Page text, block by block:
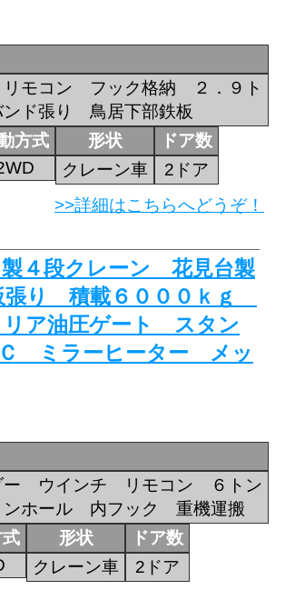
モコン フック格納 ２．９ト
ド張り 鳥居下部鉄板
方式
形状
クレーン車
ドア数
2ドア
>>詳細はこちらへどうぞ！
４段クレーン 花見台製
り 積載６０００ｋｇ
ア油圧ゲート スタン
ミラーヒーター メッ
ー ウインチ リモコン ６トン
ホール 内フック 重機運搬
形状
クレーン車
ドア数
2ドア